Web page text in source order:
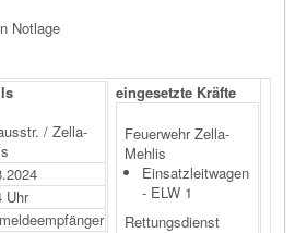
Notlage
/ Zella-
Uhr
eingesetzte Kräfte
Feuerwehr Zella-
Mehlis
Einsatzleitwagen
- ELW 1
Rettungsdienst